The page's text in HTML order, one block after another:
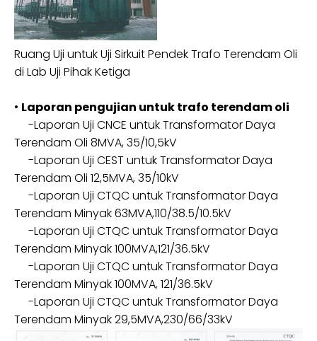
Ruang Uji untuk Uji Sirkuit Pendek Trafo Terendam Oli
di Lab Uji Pihak Ketiga
• Laporan pengujian untuk trafo terendam oli
-Laporan Uji CNCE untuk Transformator Daya
Terendam Oli 8MVA, 35/10,5kV
-Laporan Uji CEST untuk Transformator Daya
Terendam Oli 12,5MVA, 35/10kV
-Laporan Uji CTQC untuk Transformator Daya
Terendam Minyak 63MVA,110/38.5/10.5kV
-Laporan Uji CTQC untuk Transformator Daya
Terendam Minyak 100MVA,121/36.5kV
-Laporan Uji CTQC untuk Transformator Daya
Terendam Minyak 100MVA, 121/36.5kV
-Laporan Uji CTQC untuk Transformator Daya
Terendam Minyak 29,5MVA,230/66/33kV